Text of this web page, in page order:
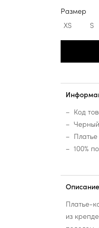
Размер
XS
S
Код
Черный
100%
Описание
Платье-
из